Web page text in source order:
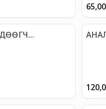
МЛ